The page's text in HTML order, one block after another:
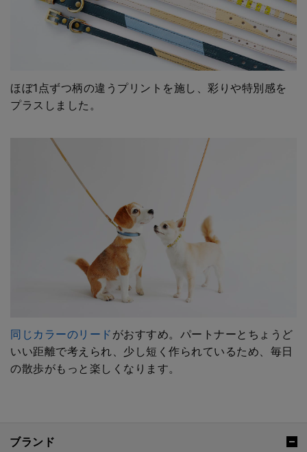
ほぼ1点ずつ柄の違うプリントを施し、彩りや特別感を
プラスしました。
同じカラーのリード がおすすめ。パートナーとちょうど
いい距離で考えられ、少し短く作られているため、毎日
の散歩がもっと楽しくなります。
ブランド